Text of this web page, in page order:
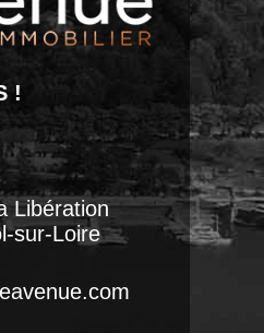
!
Libération
sur-Loire